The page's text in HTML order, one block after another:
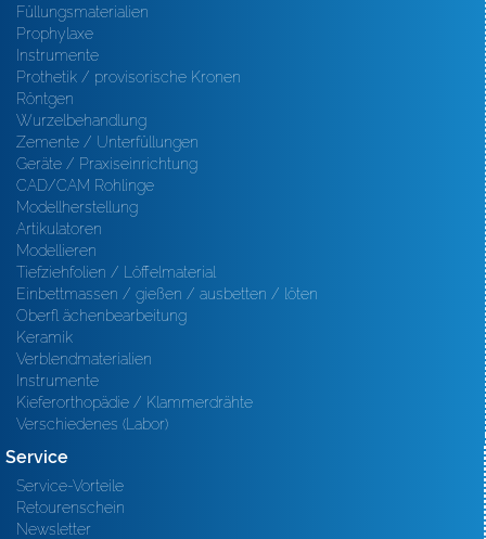
Füllungsmaterialien
Prophylaxe
Instrumente
Prothetik / provisorische Kronen
Röntgen
Wurzelbehandlung
Zemente / Unterfüllungen
Geräte / Praxiseinrichtung
CAD/CAM Rohlinge
Modellherstellung
Artikulatoren
Modellieren
Tiefziehfolien / Löffelmaterial
Einbettmassen / gießen / ausbetten / löten
Oberfl ächenbearbeitung
Keramik
Verblendmaterialien
Instrumente
Kieferorthopädie / Klammerdrähte
Verschiedenes (Labor)
Service
Service-Vorteile
Retourenschein
Newsletter